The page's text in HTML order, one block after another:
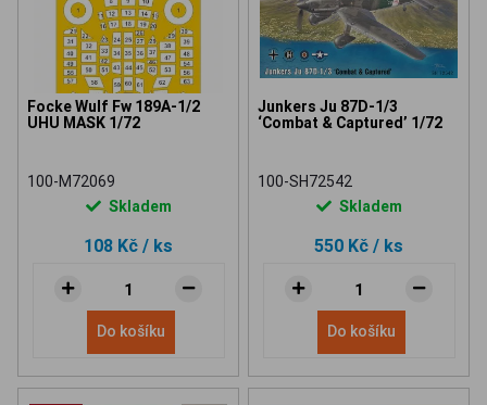
Focke Wulf Fw 189A-1/2
UHU MASK 1/72
100-M72069
Skladem
108 Kč / ks
Do košíku
Junkers Ju 87D-1/3
‘Combat & Captured’ 1/72
100-SH72542
Skladem
550 Kč / ks
Do košíku